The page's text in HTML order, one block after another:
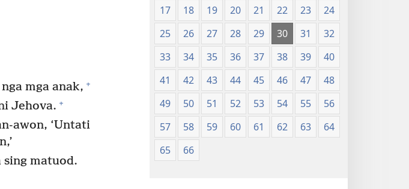
mga anak, +
Jehova. +
awon, ‘Untati
sing matuod.
17
18 19 20 21 22 23
24
25
26 27 28 29 30 31
32
33
34 35 36 37 38 39
40
41
42 43 44 45 46 47
48
49
50 51 52 53 54 55
56
57
58 59 60 61 62 63
64
65
66